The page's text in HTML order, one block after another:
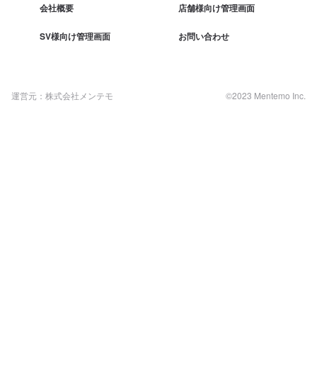
会社概要 店舗様向け管理画面
SV様向け管理画面 お問い合わせ
運営元：株式会社メンテモ ©2023 Mentemo Inc.